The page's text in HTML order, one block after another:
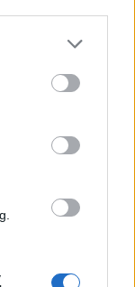
KIKA
kíván vásárolni,